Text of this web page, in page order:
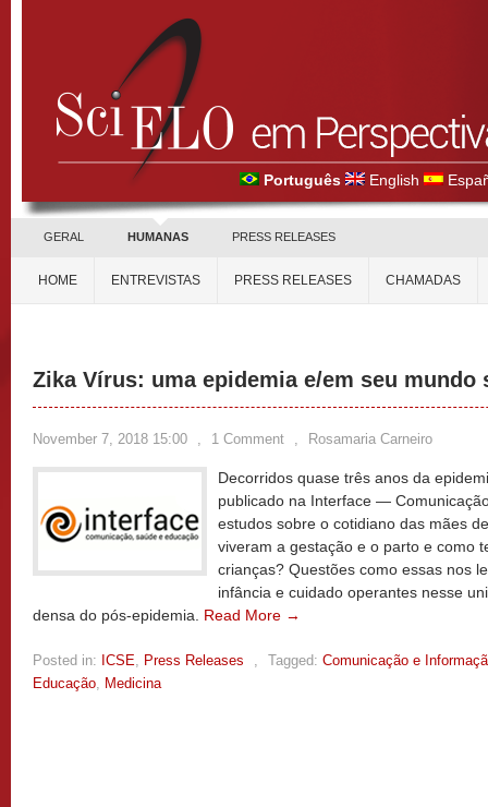
Português English
GERAL HUMANAS PRESS RELEASES
HOME ENTREVISTAS PRESS RELEASES CHAMADAS
Zika Vírus: uma epidemia e/em seu mundo
November 7, 2018 15:00 , 1 Comment , Rosamaria Carneiro
Decorridos quase três anos da
publicado na Interface —
estudos sobre o cotidiano das mães
viveram a gestação e o parto e como
crianças? Questões como essas nos
infância e cuidado operantes nesse
densa do pós-epidemia. Read More →
Posted in: ICSE, Press Releases , Tagged: Comunicação e
Educação, Medicina